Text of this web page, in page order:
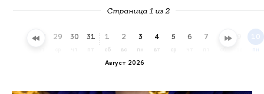
Страница 1 из 2
28 29 30 31
пт
Август 2026
1
сб
2
вс
3
пн
4
вт
5
ср
6 7 8 10
пн